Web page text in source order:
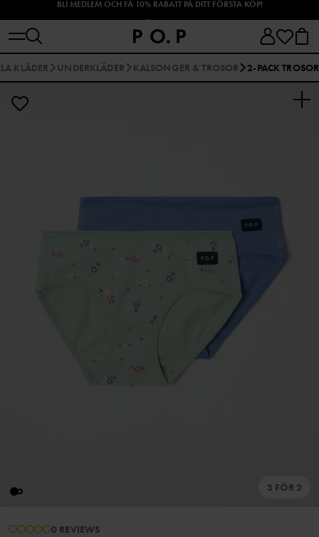
KLÄDER UNDERKLÄDER KALSONGER & TROSOR 2-PACK TROSOR
3 FÖR 2
0 REVIEWS